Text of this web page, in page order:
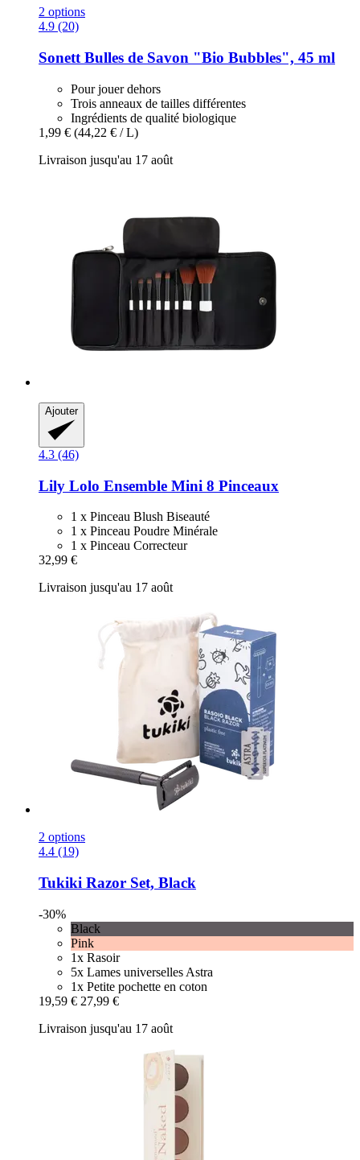
2 options
4.9 (20)
Sonett Bulles de Savon "Bio Bubbles", 45 ml
Pour jouer dehors
Trois anneaux de tailles différentes
Ingrédients de qualité biologique
1,99 € (44,22 € / L)
Livraison jusqu'au 17 août
Ajouter
4.3 (46)
Lily Lolo Ensemble Mini 8 Pinceaux
1 x Pinceau Blush Biseauté
1 x Pinceau Poudre Minérale
1 x Pinceau Correcteur
32,99 €
Livraison jusqu'au 17 août
2 options
4.4 (19)
Tukiki Razor Set, Black
-30%
Black
Pink
1x Rasoir
5x Lames universelles Astra
1x Petite pochette en coton
19,59 € 27,99 €
Livraison jusqu'au 17 août